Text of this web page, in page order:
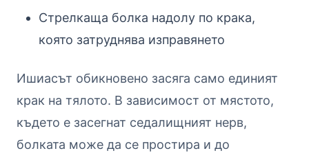
Стрелкаща болка надолу по крака,
която затруднява изправянето
Ишиасът обикновено засяга само единият
крак на тялото. В зависимост от мястото,
където е засегнат седалищният нерв,
болката може да се простира и до